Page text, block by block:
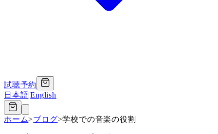
試聴予約
日本語|English
ホーム>ブログ>学校での音楽の役割